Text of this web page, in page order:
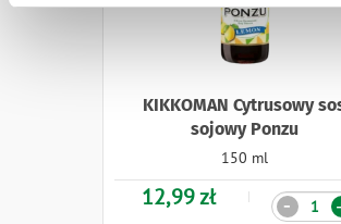
KIKKOMAN Cytrusowy
sojowy Ponzu
150 ml
12,99 zł Ilość
-